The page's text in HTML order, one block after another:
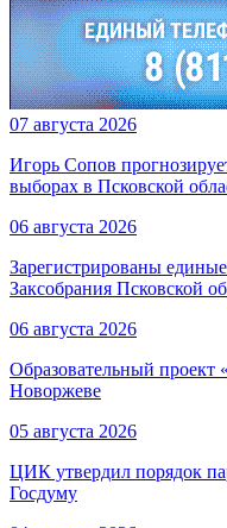
07 августа 2026
Игорь Сопов
выборах в Псковской
06 августа 2026
Зарегистрированы
Заксобрания Псковской
06 августа 2026
Образовательный
Новоржеве
05 августа 2026
ЦИК утвердил порядок
Госдуму